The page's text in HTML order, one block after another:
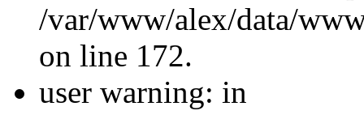
/var/www/alex/data/
on line 172.
user warning: in